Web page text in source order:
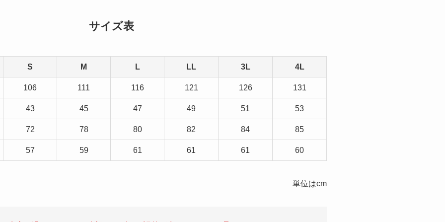
サイズ表
S M L LL 3L 4L
106 111 116 121 126 131
43 45 47 49 51 53
72 78 80 82 84 85
57 59 61 61 61 60
単位はcm